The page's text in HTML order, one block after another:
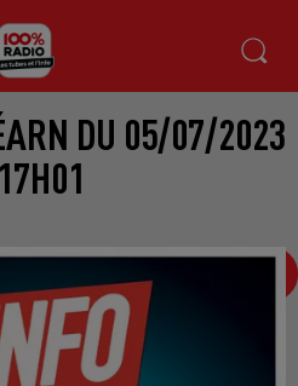
DU 05/07/2023